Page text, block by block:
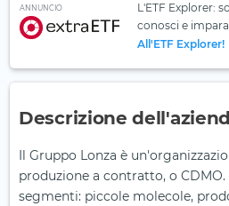
ANNUNCIO
L'ETF Explorer:
conosci e
All'ETF Explorer!
Descrizione
Il Gruppo Lonza è
produzione a contratto, o
segmenti: piccole molecole,